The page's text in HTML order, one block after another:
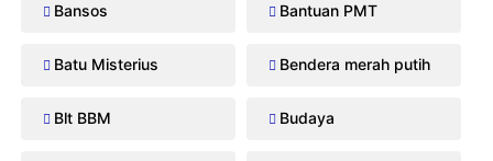
Bansos Bantuan PMT
Batu Misterius Bendera merah putih
Blt BBM Budaya